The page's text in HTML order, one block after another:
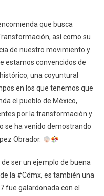
que busca
así como su
de nuestro movimiento y
estamos convencidos de
una coyuntural
en los que tenemos que
el pueblo de México,
por la transformación y
se ha venido demostrando
Obrador.
de ser un ejemplo de buena
la #Cdmx, es también una
fue galardonada con el